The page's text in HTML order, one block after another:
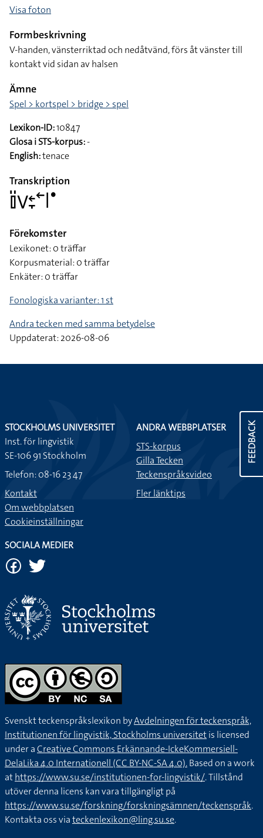
Visa foton
Formbeskrivning
V-handen, vänsterriktad och nedåtvänd, förs åt vänster till
kontakt vid sidan av halsen
Ämne
Spel > kortspel > bridge > spel
Lexikon-ID:10847
Glosa i STS-korpus:-
English:tenace
Transkription
􌤞􌤺􌤭􌥓􌥙􌥢􌥼􌤟
Förekomster
Lexikonet: 0 träffar
Korpusmaterial: 0 träffar
Enkäter: 0 träffar
Fonologiska varianter: 1 st
Andra tecken med samma betydelse
Uppdaterat: 2026-08-06
FEEDBACK
STOCKHOLMS UNIVERSITET
Inst. för lingvistik
SE-106 91 Stockholm
Telefon: 08-16 23 47
Kontakt
Om webbplatsen
Cookieinställningar
ANDRA WEBBPLATSER
STS-korpus
Gilla Tecken
Teckenspråksvideo
Fler länktips
SOCIALA MEDIER
Svenskt teckenspråkslexikon byAvdelningen för teckenspråk,
Institutionen för lingvistik, Stockholms universitetis licensed
under aCreative Commons Erkännande-IckeKommersiell-
DelaLika 4.0 Internationell (CC BY-NC-SA 4.0).Based on a work
athttps://www.su.se/institutionen-for-lingvistik/. Tillstånd
utöver denna licens kan vara tillgängligt på
https://www.su.se/forskning/forskningsämnen/teckenspråk.
Kontakta oss viateckenlexikon@ling.su.se.